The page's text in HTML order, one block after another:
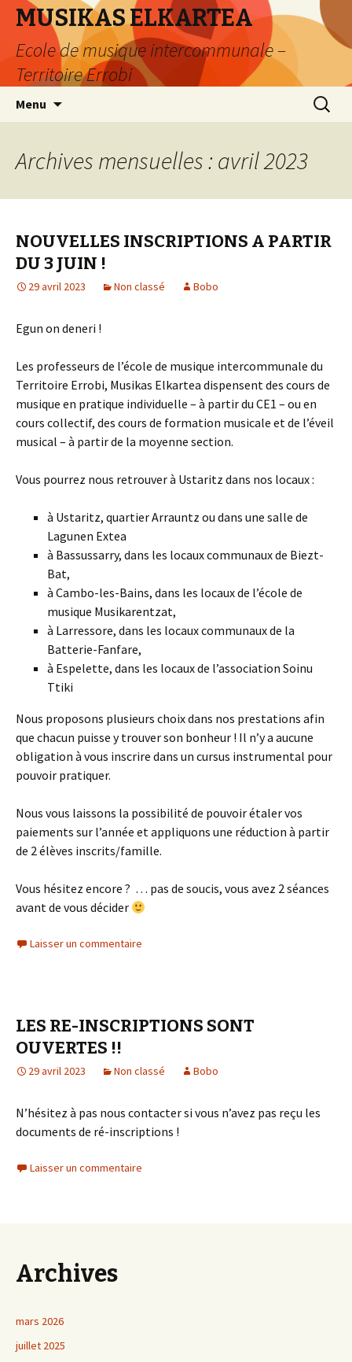
MUSIKAS ELKARTEA
Ecole de musique intercommunale –
Territoire Errobi
Menu
Archives mensuelles : avril 2023
NOUVELLES INSCRIPTIONS A PARTIR
DU 3 JUIN !
29 avril 2023 Non classé Bobo
Egun on deneri !
Les professeurs de l’école de musique intercommunale du
Territoire Errobi, Musikas Elkartea dispensent des cours de
musique en pratique individuelle – à partir du CE1 – ou en
cours collectif, des cours de formation musicale et de l’éveil
musical – à partir de la moyenne section.
Vous pourrez nous retrouver à Ustaritz dans nos locaux :
à Ustaritz, quartier Arrauntz ou dans une salle de
Lagunen Extea
à Bassussarry, dans les locaux communaux de Biezt-
Bat,
à Cambo-les-Bains, dans les locaux de l’école de
musique Musikarentzat,
à Larressore, dans les locaux communaux de la
Batterie-Fanfare,
à Espelette, dans les locaux de l’association Soinu
Ttiki
Nous proposons plusieurs choix dans nos prestations afin
que chacun puisse y trouver son bonheur ! Il n’y a aucune
obligation à vous inscrire dans un cursus instrumental pour
pouvoir pratiquer.
Nous vous laissons la possibilité de pouvoir étaler vos
paiements sur l’année et appliquons une réduction à partir
de 2 élèves inscrits/famille.
Vous hésitez encore ? … pas de soucis, vous avez 2 séances
avant de vous décider
Laisser un commentaire
LES RE-INSCRIPTIONS SONT
OUVERTES !!
29 avril 2023 Non classé Bobo
N’hésitez à pas nous contacter si vous n’avez pas reçu les
documents de ré-inscriptions !
Laisser un commentaire
Archives
mars 2026
juillet 2025